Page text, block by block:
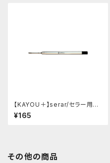
【KAYOU＋】serar/セラー用リ
フィル
¥165
その他の商品